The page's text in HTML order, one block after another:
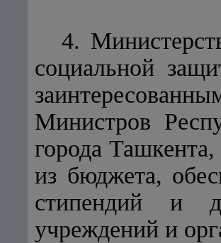
4.
социальной
Министров
города
из бюджета,
стипендий и
учреждений и